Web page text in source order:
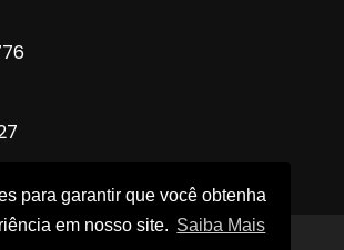
para garantir que você obtenha
em nosso site. Saiba Mais